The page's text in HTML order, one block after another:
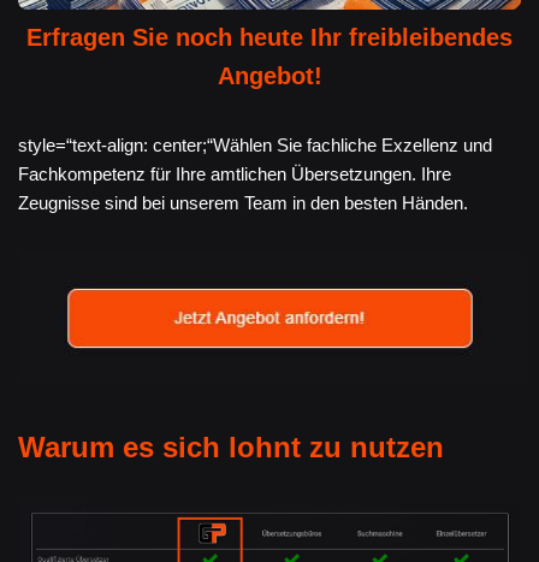
Erfragen Sie noch heute Ihr freibleibendes
Angebot!
style=“text-align: center;“Wählen Sie fachliche Exzellenz und
Fachkompetenz für Ihre amtlichen Übersetzungen. Ihre
Zeugnisse sind bei unserem Team in den besten Händen.
Warum es sich lohnt zu nutzen